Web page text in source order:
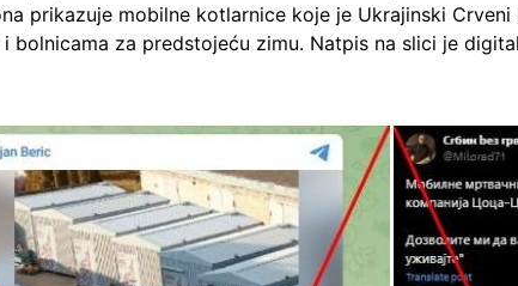
prikazuje mobilne kotlarnice koje je Ukrajinski
bolnicama za predstojeću zimu. Natpis na slici je